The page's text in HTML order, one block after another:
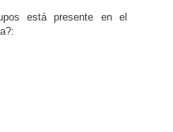
está presente en el